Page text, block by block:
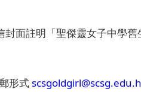
面註明「聖傑靈女子中學舊
形式